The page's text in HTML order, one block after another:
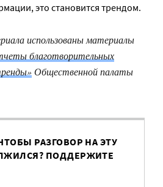
это становится трендом.
использованы материалы
благотворительных
Общественной палаты
РАЗГОВОР НА ЭТУ
ПОДДЕРЖИТЕ